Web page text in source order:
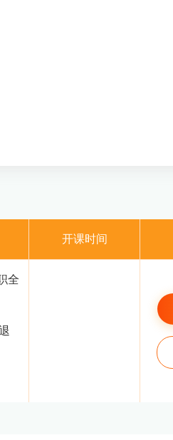
开课时间
全